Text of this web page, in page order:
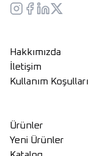
Hakkımızda
İletişim
Kullanım Koşulları
Ürünler
Yeni Ürünler